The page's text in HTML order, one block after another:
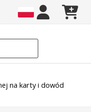
na karty i dowód